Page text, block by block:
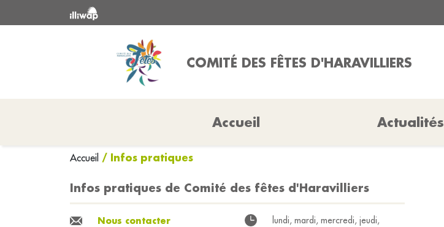
COMITÉ DES FÊTES D'HARAVILLIERS
Accueil Actualités
Accueil / Infos pratiques
Infos pratiques de Comité des fêtes d'Haravilliers
Nous contacter
lundi, mardi, mercredi, jeudi,